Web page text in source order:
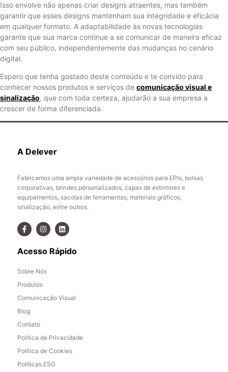
Isso envolve não apenas criar designs atraentes, mas também
garantir que esses designs mantenham sua integridade e eficácia
em qualquer formato. A adaptabilidade às novas tecnologias
garante que sua marca continue a se comunicar de maneira eficaz
com seu público, independentemente das mudanças no cenário
digital.
Espero que tenha gostado deste conteúdo e te convido para
conhecer nossos produtos e serviços de comunicação visual e
sinalização, que com toda certeza, ajudarão a sua empresa a
crescer de forma diferenciada.
A Delever
Fabricamos uma ampla variedade de acessórios para EPIs, bolsas
corporativas, brindes personalizados, capas de extintores e
equipamentos, sacolas de ferramentas, materiais gráficos,
sinalização, entre outros.
Acesso Rápido
Sobre Nós
Produtos
Comunicação Visual
Blog
Contato
Política de Privacidade
Política de Cookies
Políticas ESG